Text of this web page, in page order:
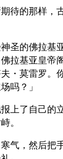
待的那样，
圣的佛拉基
拉基亚皇帝
・莫雷罗。
吗？」
上了自己的
。
气，然后把